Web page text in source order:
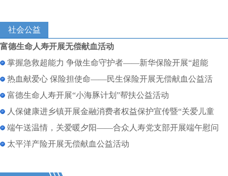
社会公益
富德生命人寿开展无偿献血活动
掌握急救超能力 争做生命守护者——新华保险开展“超能
热血献爱心 保险担使命——民生保险开展无偿献血公益活
富德生命人寿开展“小海豚计划”帮扶公益活动
人保健康进乡镇开展金融消费者权益保护宣传暨“关爱儿童
端午送温情，关爱暖夕阳——合众人寿党支部开展端午慰问
太平洋产险开展无偿献血公益活动